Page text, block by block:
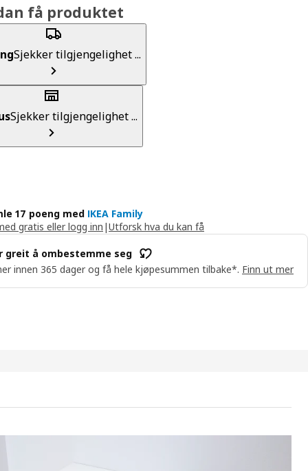
få produktet
Sjekker tilgjengelighet ...
Sjekker tilgjengelighet ...
17 poeng med IKEA Family
gratis eller logg inn |Utforsk hva du kan få
greit å ombestemme seg
innen 365 dager og få hele kjøpesummen tilbake*. Finn ut mer